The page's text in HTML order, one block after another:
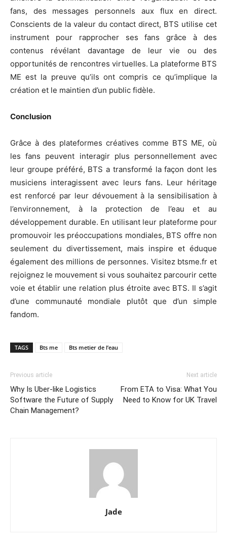
fans, des messages personnels aux flux en direct.
Conscients de la valeur du contact direct, BTS utilise cet
instrument pour rapprocher ses fans grâce à des
contenus révélant davantage de leur vie ou des
opportunités de rencontres virtuelles. La plateforme BTS
ME est la preuve qu’ils ont compris ce qu’implique la
création et le maintien d’un public fidèle.
Conclusion
Grâce à des plateformes créatives comme BTS ME, où
les fans peuvent interagir plus personnellement avec
leur groupe préféré, BTS a transformé la façon dont les
musiciens interagissent avec leurs fans. Leur héritage
est renforcé par leur dévouement à la sensibilisation à
l’environnement, à la protection de l’eau et au
développement durable. En utilisant leur plateforme pour
promouvoir les préoccupations mondiales, BTS offre non
seulement du divertissement, mais inspire et éduque
également des millions de personnes. Visitez btsme.fr et
rejoignez le mouvement si vous souhaitez parcourir cette
voie et établir une relation plus étroite avec BTS. Il s’agit
d’une communauté mondiale plutôt que d’un simple
fandom.
TAGS Bts me Bts metier de l’eau
Previous article
Why Is Uber-like Logistics
Software the Future of Supply
Chain Management?
Next article
From ETA to Visa: What You
Need to Know for UK Travel
Jade